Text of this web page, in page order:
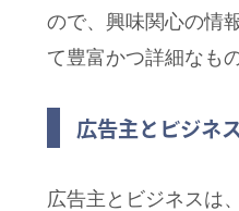
ので、興味関心の情
て豊富かつ詳細なも
広告主とビジネス
広告主とビジネスは